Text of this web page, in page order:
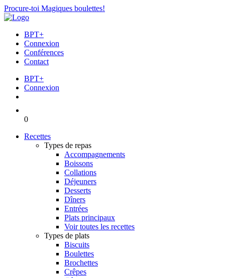
Procure-toi Magiques boulettes!
BPT+
Connexion
Conférences
Contact
BPT+
Connexion
0
Recettes
Types de repas
Accompagnements
Boissons
Collations
Déjeuners
Desserts
Dîners
Entrées
Plats principaux
Voir toutes les recettes
Types de plats
Biscuits
Boulettes
Brochettes
Crêpes